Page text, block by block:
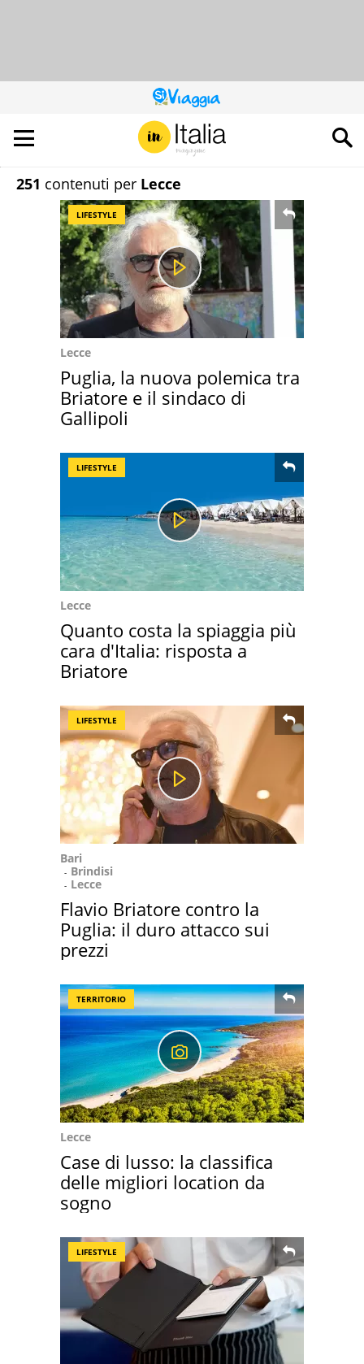
QUESTO
SITO
CONTRIBUISCE
ALL’AUDIENCE
DI
251 contenuti per Lecce
LIFESTYLE
Lecce
Puglia, la nuova polemica tra
Briatore e il sindaco di
Gallipoli
LIFESTYLE
Lecce
Quanto costa la spiaggia più
cara d'Italia: risposta a
Briatore
LIFESTYLE
Bari
Brindisi
Lecce
Flavio Briatore contro la
Puglia: il duro attacco sui
prezzi
TERRITORIO
Lecce
Case di lusso: la classifica
delle migliori location da
sogno
LIFESTYLE